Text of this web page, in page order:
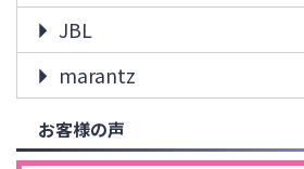
JBL
marantz
お客様の声